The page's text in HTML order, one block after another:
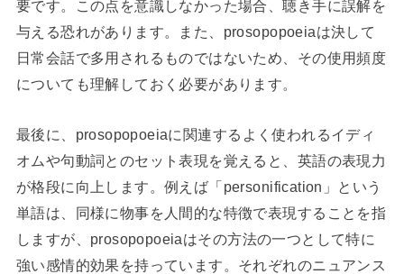
要です。この点を意識しなかった場合、聴き手に誤解を
与える恐れがあります。また、prosopopoeiaは決して
日常会話で多用されるものではないため、その使用頻度
についても理解しておく必要があります。
最後に、prosopopoeiaに関連するよく使われるイディ
オムや句動詞とのセット表現を覚えると、英語の表現力
が格段に向上します。例えば「personification」という
単語は、同様に物事を人間的な特徴で表現することを指
しますが、prosopopoeiaはその方法の一つとして特に
強い感情的効果を持っています。それぞれのニュアンス